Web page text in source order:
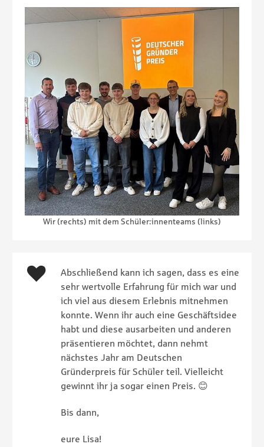
Wir (rechts) mit dem Schüler:innenteams (links)
Abschließend kann ich sagen, dass es eine
sehr wertvolle Erfahrung für mich war und
ich viel aus diesem Erlebnis mitnehmen
konnte. Wenn ihr auch eine Geschäftsidee
habt und diese ausarbeiten und anderen
präsentieren möchtet, dann nehmt
nächstes Jahr am Deutschen
Gründerpreis für Schüler teil. Vielleicht
gewinnt ihr ja sogar einen Preis. 😊
Bis dann,
eure Lisa!